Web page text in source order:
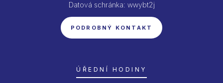
Datová schránka: wwybt2j
PODROBNÝ KONTAKT
ÚŘEDNÍ HODINY